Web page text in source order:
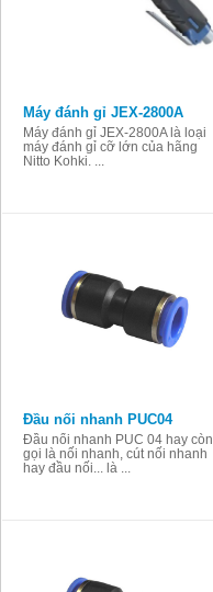
Máy đánh gỉ JEX-2800A
Máy đánh gỉ JEX-2800A là loại
máy đánh gỉ cỡ lớn của hãng
Nitto Kohki. ...
Đầu nối nhanh PUC04
Đầu nối nhanh PUC 04 hay còn
gọi là nối nhanh, cút nối nhanh
hay đầu nối... là ...